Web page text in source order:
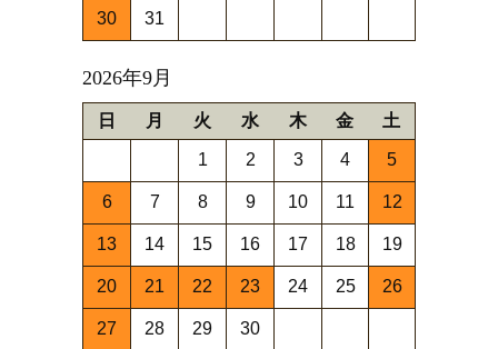
30 31
2026年9月
日 月 火 水 木 金 土
1 2 3 4 5
6 7 8 9 10 11 12
13 14 15 16 17 18 19
20 21 22 23 24 25 26
27 28 29 30